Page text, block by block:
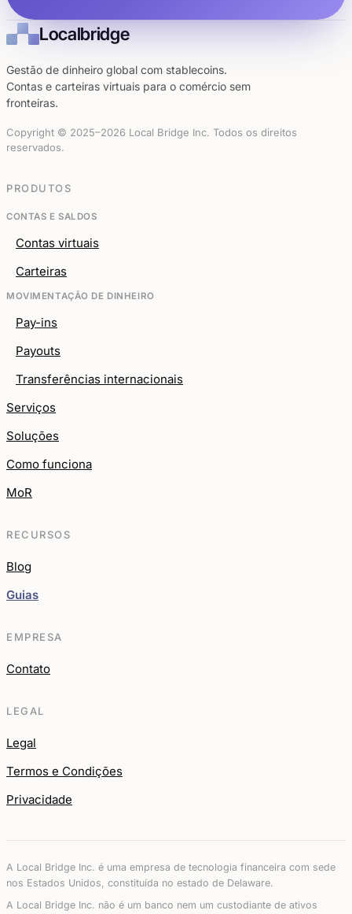
Localbridge
Gestão de dinheiro global com stablecoins.
Contas e carteiras virtuais para o comércio sem
fronteiras.
Copyright © 2025–2026 Local Bridge Inc. Todos os direitos
reservados.
PRODUTOS
CONTAS E SALDOS
Contas virtuais
Carteiras
MOVIMENTAÇÃO DE DINHEIRO
Pay-ins
Payouts
Transferências internacionais
Serviços
Soluções
Como funciona
MoR
RECURSOS
Blog
Guias
EMPRESA
Contato
LEGAL
Legal
Termos e Condições
Privacidade
A Local Bridge Inc. é uma empresa de tecnologia financeira com sede
nos Estados Unidos, constituída no estado de Delaware.
A Local Bridge Inc. não é um banco nem um custodiante de ativos